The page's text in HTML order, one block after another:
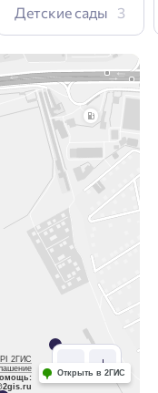
Детские сады 3
2ГИС
Открыть в 2ГИС